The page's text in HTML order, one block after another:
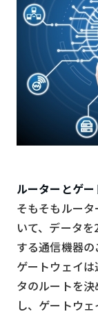
ルーターとゲ
そもそもルー
いて、データ
する通信機器
ゲートウェイ
タのルートを
し、ゲートウ